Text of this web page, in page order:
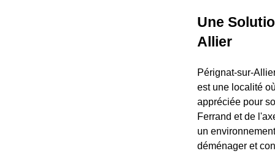
Une
Allier
Pérignat-sur-
est une localité
appréciée pour
Ferrand et de
un
déménager et